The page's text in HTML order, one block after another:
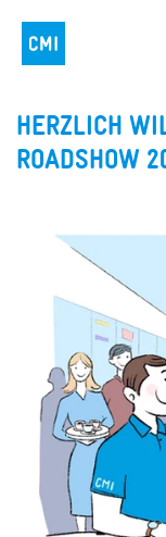
HERZLICH
ROADSHOW